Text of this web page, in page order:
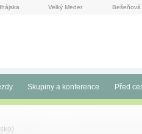
Velký Meder Bešeňová
Skupiny a konference Před
)